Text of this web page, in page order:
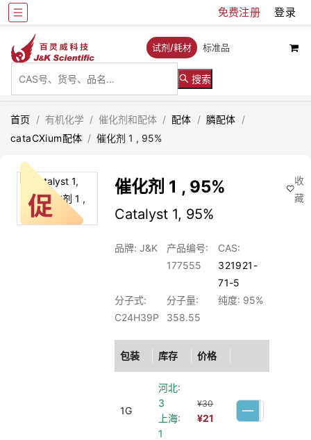
免费注册 登录
试剂/耗材 标准品
搜索
首页 / 有机化学 / 催化剂和配体 / 配体 / 膦配体 /
cataCXium配体 / 催化剂 1 , 95%
催化剂 1 , 95%
Catalyst 1, 95%
品牌: J&K
产品编号:
177555
CAS:
321921-
71-5
分子式:
C24H39P
分子量:
358.55
纯度: 95%
包装 库存 价格
1G
河北:
3
上海:
1
¥30
¥21
收
藏